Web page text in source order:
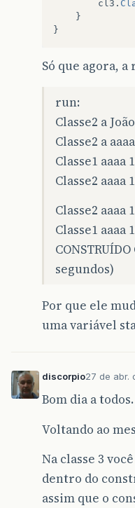
cl3 .
}
}
Só que agora, a
run:
Classe2 a
Classe2 a
Classe1 aaaa
Classe2 aaaa
Classe2 aaaa
Classe1 aaaa
segundos)
Por que ele
uma variável
discorpio27 de abr.
Bom dia a todos.
Voltando ao
Na classe 3
dentro do
assim que o